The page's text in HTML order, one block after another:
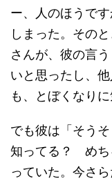
ー、人のほうで
しまった。その
さんが、彼の言
いと思ったし、
も、とぼくなりに
でも彼は「そう
知ってる？ めち
っていた。今さ